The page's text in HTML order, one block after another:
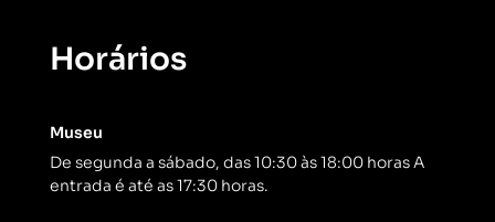
Horários
Museu
De segunda a sábado, das 10:30 às 18:00 horas A
entrada é até as 17:30 horas.